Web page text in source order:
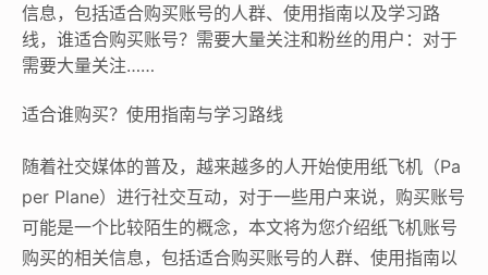
信息，包括适合购买账号的人群、使用指南以及学习路
线，谁适合购买账号？需要大量关注和粉丝的用户：对于
需要大量关注……
适合谁购买？使用指南与学习路线
随着社交媒体的普及，越来越多的人开始使用纸飞机（Pa
per Plane）进行社交互动，对于一些用户来说，购买账号
可能是一个比较陌生的概念，本文将为您介绍纸飞机账号
购买的相关信息，包括适合购买账号的人群、使用指南以